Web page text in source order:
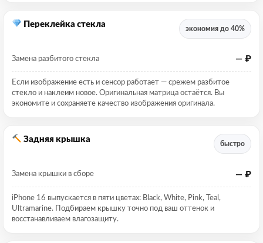
Переклейка стекла
экономия до 40%
Замена разбитого стекла — ₽
Если изображение есть и сенсор работает — срежем разбитое
стекло и наклеим новое. Оригинальная матрица остаётся. Вы
экономите и сохраняете качество изображения оригинала.
Задняя крышка
быстро
Замена крышки в сборе — ₽
iPhone 16 выпускается в пяти цветах: Black, White, Pink, Teal,
Ultramarine. Подбираем крышку точно под ваш оттенок и
восстанавливаем влагозащиту.